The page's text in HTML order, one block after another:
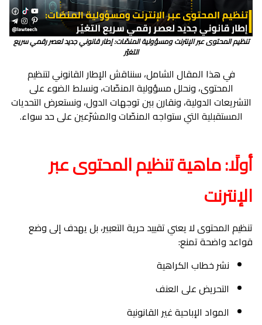
تنظيم المحتوى عبر الإنترنت ومسؤولية المنصّات: إطار قانوني جديد لعصر رقمي سريع
التغيّر
في هذا المقال الشامل، سنناقش الإطار القانوني لتنظيم
المحتوى، ونحلل مسؤولية المنصّات، ونسلط الضوء على
التشريعات الدولية، ونقارن بين توجهات الدول، ونستعرض التحديات
المستقبلية التي ستواجه المنصّات والمشرّعين على حد سواء.
أولًا: ماهية تنظيم المحتوى عبر
الإنترنت
تنظيم المحتوى لا يعني تقييد حرية التعبير، بل يهدف إلى وضع
قواعد واضحة تمنع:
نشر خطاب الكراهية
التحريض على العنف
المواد الإباحية غير القانونية